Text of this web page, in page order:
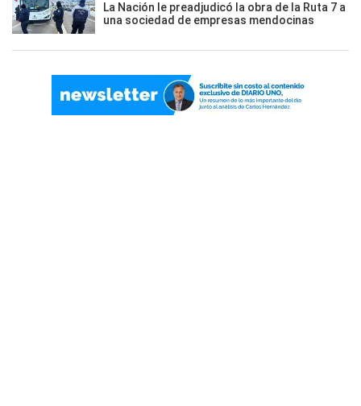
La Nación le preadjudicó la obra de la Ruta 7 a
una sociedad de empresas mendocinas